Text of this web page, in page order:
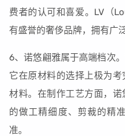
费者的认可和喜爱。LV（
有盛誉的奢侈品牌，拥有广
6、诺悠翩雅属于高端档次
它在原材料的选择上极为
材料。在制作工艺方面，
的做工精细度、剪裁的精
准。